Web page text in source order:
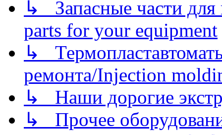
↳ Запасные части для
parts for your equipment
↳
ремонта/Injection
↳ Наши дорогие
↳ Прочее